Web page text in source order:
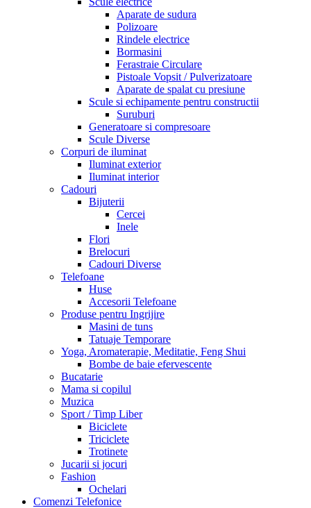
Aparate de sudura
Polizoare
Rindele electrice
Bormasini
Ferastraie Circulare
Pistoale Vopsit / Pulverizatoare
Aparate de spalat cu presiune
Scule si echipamente pentru constructii
Suruburi
Generatoare si compresoare
Scule Diverse
Corpuri de iluminat
Iluminat exterior
Iluminat interior
Cadouri
Bijuterii
Cercei
Inele
Flori
Brelocuri
Cadouri Diverse
Telefoane
Huse
Accesorii Telefoane
Produse pentru Ingrijire
Masini de tuns
Tatuaje Temporare
Yoga, Aromaterapie, Meditatie, Feng Shui
Bombe de baie efervescente
Bucatarie
Mama si copilul
Muzica
Sport / Timp Liber
Biciclete
Triciclete
Trotinete
Jucarii si jocuri
Fashion
Ochelari
Comenzi Telefonice